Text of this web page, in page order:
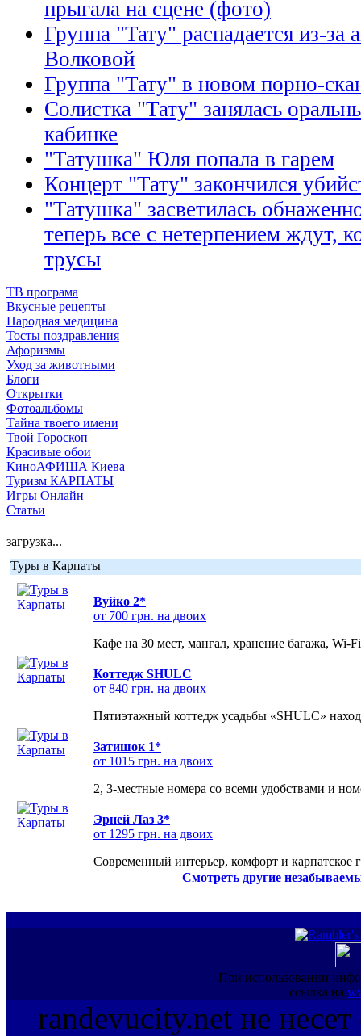
прыгала на сцене (фото)
Группа "Тату" распадается из-
Волковой
Группа "Тату" в новом порно-
Солистка "Тату" занялась
кабинке
"Татушка" Юля попала в гарем
Концерт "Тату" закончился
"Татушка" засветилась
теперь все с нетерпением ждут,
трусы
ТВ програма
Вкусные рецепты
Народная медицина
Тосты поздравления
Афоризмы
Уход за животными
Блоги
Открытки
Фотоальбомы
Тайна твоего имени
Твой Гороскоп
Красивые обои
КиноАФИША Киева
Туризм КАРПАТЫ
Игры Онлайн
Статьи
загрузка...
Туры в Карпаты
Вуйко 2*
от 700 грн. на двоих
Кафе на 30 мест, мангал, хранение багажа, Wi-
Коттедж SHULC
от 840 грн. на двоих
Пятиэтажный коттедж усадьбы «SHULC»
Затишок 1*
от 1015 грн. на двоих
2, 3-местные номера со всеми удобствами и
Эрней Лаз 3*
от 1295 грн. на двоих
Современный интерьер, комфорт и карпатское
Смотреть другие
При использовании
ссылка на
randevucity.net не несет